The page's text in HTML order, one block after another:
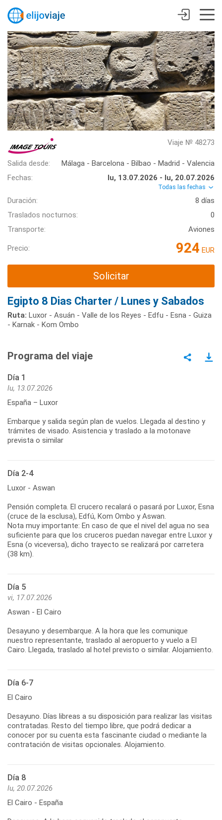
Viaje № 48273
Salida desde:
Málaga - Barcelona - Bilbao - Madrid - Valencia
Fechas:
lu, 13.07.2026 - lu, 20.07.2026
Todas las fechas
Duración:
8 días
Traslados nocturnos:
0
Transporte:
Aviones
Precio: 924 EUR
Solicitar
Egipto 8 Dias Charter / Lunes y Sabados
Ruta: Luxor - Asuán - Valle de los Reyes - Edfu - Esna - Guiza
- Karnak - Kom Ombo
Programa del viaje
Día 1
lu, 13.07.2026
España – Luxor
Embarque y salida según plan de vuelos. Llegada al destino y
trámites de visado. Asistencia y traslado a la motonave
prevista o similar
Día 2-4
Luxor - Aswan
Pensión completa. El crucero recalará o pasará por Luxor, Esna
(cruce de la esclusa), Edfú, Kom Ombo y Aswan.
Nota muy importante: En caso de que el nivel del agua no sea
suficiente para que los cruceros puedan navegar entre Luxor y
Esna (o viceversa), dicho trayecto se realizará por carretera
(38 km).
Día 5
vi, 17.07.2026
Aswan - El Cairo
Desayuno y desembarque. A la hora que les comunique
nuestro representante, traslado al aeropuerto y vuelo a El
Cairo. Llegada, traslado al hotel previsto o similar. Alojamiento.
Día 6-7
El Cairo
Desayuno. Días libreas a su disposición para realizar las visitas
contratadas. Resto del tiempo libre, que podrá dedicar a
conocer por su cuenta esta fascinante ciudad o mediante la
contratación de visitas opcionales. Alojamiento.
Día 8
lu, 20.07.2026
El Cairo - España